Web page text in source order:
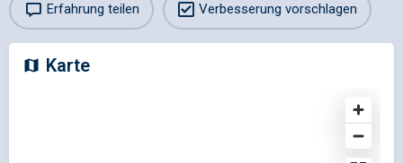
Erfahrung teilen Verbesserung vorschlagen
Karte